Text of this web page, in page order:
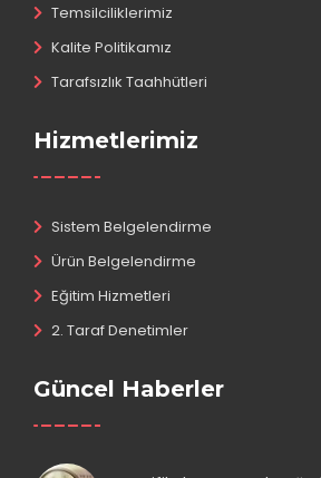
Temsilciliklerimiz
Kalite Politikamız
Tarafsızlık Taahhütleri
Hizmetlerimiz
Sistem Belgelendirme
Ürün Belgelendirme
Eğitim Hizmetleri
2. Taraf Denetimler
Güncel Haberler